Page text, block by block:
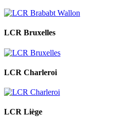
LCR Bruxelles
LCR Charleroi
LCR Liège